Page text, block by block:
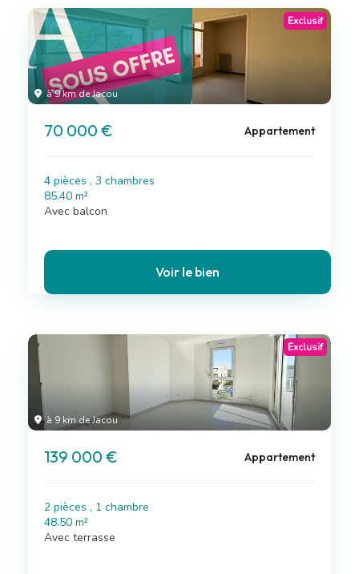
à 9 km de Jacou
Exclusif
70 000 € Appartement
4 pièces , 3 chambres
85.40 m²
Avec balcon
Voir le bien
à 9 km de Jacou
Exclusif
139 000 € Appartement
2 pièces , 1 chambre
48.50 m²
Avec terrasse